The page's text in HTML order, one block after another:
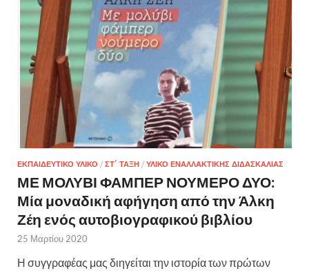
ΕΚΠΑΙΔΕΥΤΙΚΌ ΥΛΙΚΌ / ΣΤ΄ ΤΆΞΗ / ΥΛΙΚΌ ΕΝΑΛΛΑΚΤΙΚΉΣ ΔΙΔΑΣΚΑΛΊΑΣ
ΜΕ ΜΟΛΥΒΙ ΦΑΜΠΕΡ ΝΟΥΜΕΡΟ ΔΥΟ:
Μία μοναδική αφήγηση από την Άλκη
Ζέη ενός αυτοβιογραφικού βιβλίου
25 Μαρτίου 2020
Η συγγραφέας μας διηγείται την ιστορία των πρώτων